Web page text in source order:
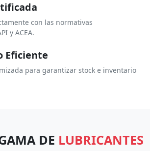
con las normativas
y ACEA.
Eficiente
para garantizar stock e inventario
DE LUBRICANTES